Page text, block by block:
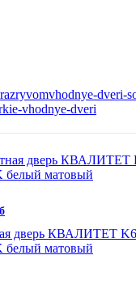
vhodnye-dveri-
vhodnye-dveri
дверь КВАЛИТЕТ K6
матовый